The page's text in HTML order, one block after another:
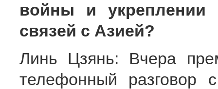
войны и укреплении
связей с Азией?
Линь Цзянь: Вчера
телефонный разговор